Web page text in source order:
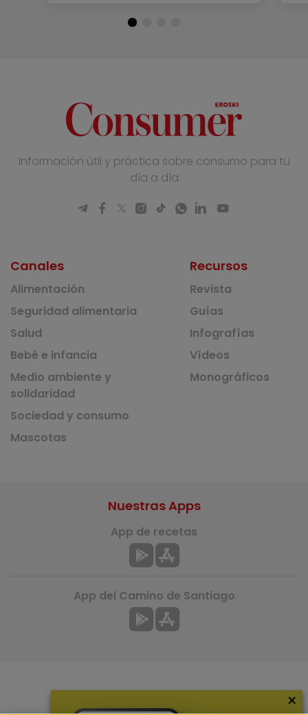
Información útil y práctica sobre consumo para tu
día a día
Canales
Alimentación
Seguridad alimentaria
Salud
Bebé e infancia
Medio ambiente y
solidaridad
Sociedad y consumo
Mascotas
Recursos
Revista
Guías
Infografías
Vídeos
Monográficos
Nuestras Apps
App de recetas
App del Camino de Santiago
×